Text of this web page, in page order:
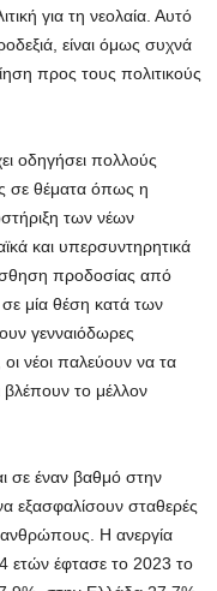
για τη νεολαία. Αυτό
είναι όμως συχνά
προς τους πολιτικούς
οδηγήσει πολλούς
σε θέματα όπως η
των νέων
και υπερσυντηρητικά
προδοσίας από
μία θέση κατά των
γενναιόδωρες
οι νέοι παλεύουν να τα
βλέπουν το μέλλον
σε έναν βαθμό στην
εξασφαλίσουν σταθερές
ανθρώπους. Η ανεργία
ετών έφτασε το 2023 το